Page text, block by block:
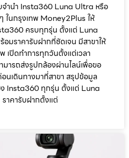
ำนำ Insta360 Luna Ultra หรือ
นกรุงเทพ Money2Plus ให้
ครบทุกรุ่น ตั้งแต่ Luna
มราคารับฝากที่ชัดเจน มีสาขาให้
เปิดทำการทุกวันตั้งแต่เวลา
ารถส่งรูปกล้องผ่านไลน์เพื่อขอ
อนเดินทางมาที่สาขา สรุปข้อมูล
ทุกรุ่น ตั้งแต่ Luna
คารับฝากตั้งแต่